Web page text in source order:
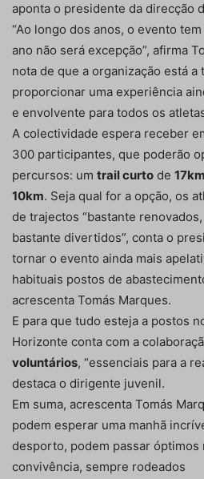
aponta o presidente da direcção
“Ao longo dos anos, o evento
ano não será excepção”, afirma
nota de que a organização está a
proporcionar uma experiência
e envolvente para todos os
A colectividade espera receber
300 participantes, que poderão
percursos: um trail curto de 17km
10km. Seja qual for a opção, os
de trajectos “bastante
bastante divertidos”, conta o
tornar o evento ainda mais
habituais postos de
acrescenta Tomás Marques.
E para que tudo esteja a postos
Horizonte conta com a
voluntários, “essenciais para a
destaca o dirigente juvenil.
Em suma, acrescenta Tomás
podem esperar uma manhã
desporto, podem passar óptimos
convivência, sempre rodeados